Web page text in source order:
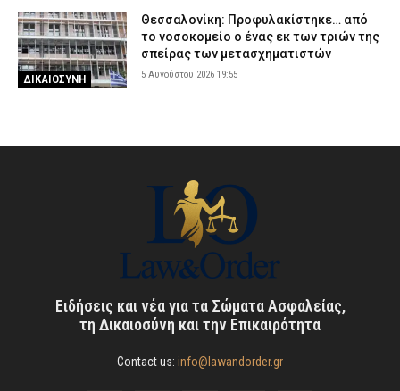
ΔΙΚΑΙΟΣΥΝΗ
Θεσσαλονίκη: Προφυλακίστηκε… από
το νοσοκομείο ο ένας εκ των τριών της
σπείρας των μετασχηματιστών
5 Αυγούστου 2026 19:55
Ειδήσεις και νέα για τα Σώματα Ασφαλείας,
τη Δικαιοσύνη και την Επικαιρότητα
Contact us: info@lawandorder.gr